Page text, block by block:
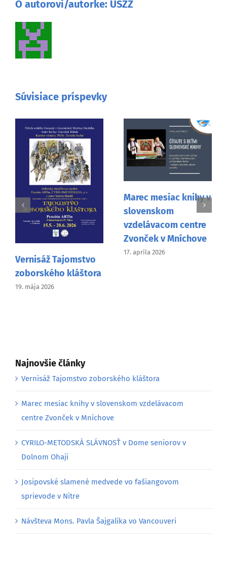
O autorovi/autorke: ÚSŽZ
Súvisiace príspevky
Vernisáž Tajomstvo
zoborského kláštora
19. mája 2026
Marec mesiac knihy v
slovenskom
vzdelávacom centre
Zvonček v Mníchove
17. apríla 2026
Najnovšie články
Vernisáž Tajomstvo zoborského kláštora
Marec mesiac knihy v slovenskom vzdelávacom
centre Zvonček v Mníchove
CYRILO-METODSKÁ SLÁVNOSŤ v Dome seniorov v
Dolnom Ohaji
Josipovské slamené medvede vo fašiangovom
sprievode v Nitre
Návšteva Mons. Pavla Šajgalíka vo Vancouveri